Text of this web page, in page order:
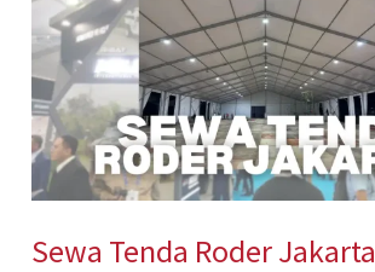
Sewa Tenda Roder Jakarta
Roder
Jakarta